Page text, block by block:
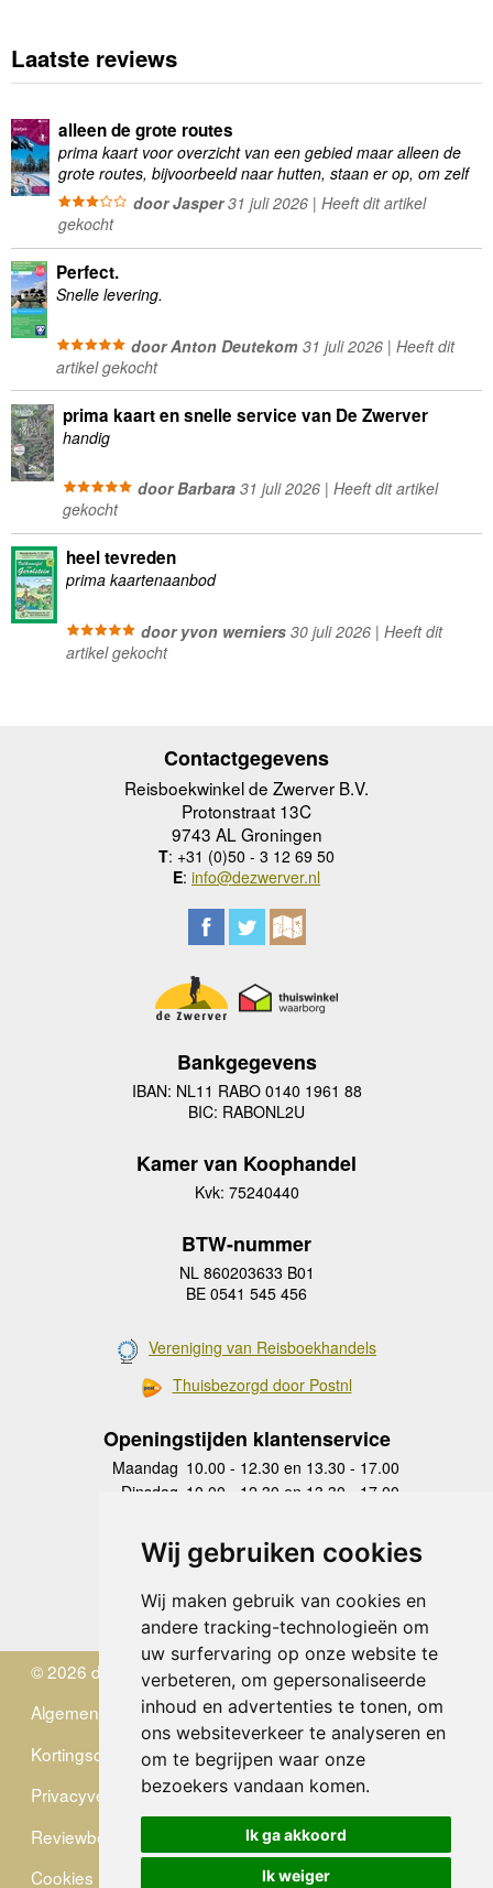
Wij gebruiken cookies
Wij maken gebruik van cookies en
andere tracking-technologieën om
uw surfervaring op onze website te
verbeteren, om gepersonaliseerde
inhoud en advertenties te tonen, om
ons websiteverkeer te analyseren en
om te begrijpen waar onze
bezoekers vandaan komen.
Ik ga akkoord
Ik weiger
Laatste reviews
alleen de grote routes
prima kaart voor overzicht van een gebied maar alleen de
grote routes, bijvoorbeeld naar hutten, staan er op, om zelf
wandelingen te plannen minder geschikt
door Jasper31 juli 2026 | Heeft dit artikel
gekocht
Perfect.
Snelle levering.
door Anton Deutekom31 juli 2026 | Heeft dit
artikel gekocht
prima kaart en snelle service van De Zwerver
handig
door Barbara31 juli 2026 | Heeft dit artikel
gekocht
heel tevreden
prima kaartenaanbod
door yvon werniers30 juli 2026 | Heeft dit
artikel gekocht
Contactgegevens
Reisboekwinkel de Zwerver B.V.
Protonstraat 13C
9743 AL Groningen
T: +31 (0)50 - 3 12 69 50
E: info@dezwerver.nl
Bankgegevens
IBAN: NL11 RABO 0140 1961 88
BIC: RABONL2U
Kamer van Koophandel
Kvk: 75240440
BTW-nummer
NL 860203633 B01
BE 0541 545 456
Vereniging van Reisboekhandels
Thuisbezorgd door Postnl
Openingstijden klantenservice
Maandag 10.00 - 12.30 en 13.30 - 17.00
Dinsdag 10.00 - 12.30 en 13.30 - 17.00
Donderdag
10.00 - 12.30 en 13.30 - 17.00
Vrijdag 10.00 - 12.30 en 13.30 - 17.00
Zaterdag
gesloten
Zondag gesloten
© 2026 de Zwerver
Algemene Voorwaarden
Kortingscode
Privacyverklaring
Reviewbeleid
Cookies